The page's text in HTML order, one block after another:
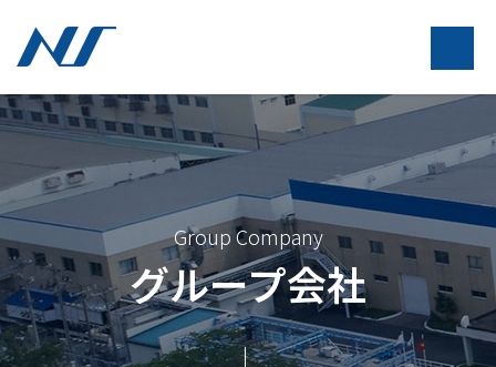
Group Company
グループ会社